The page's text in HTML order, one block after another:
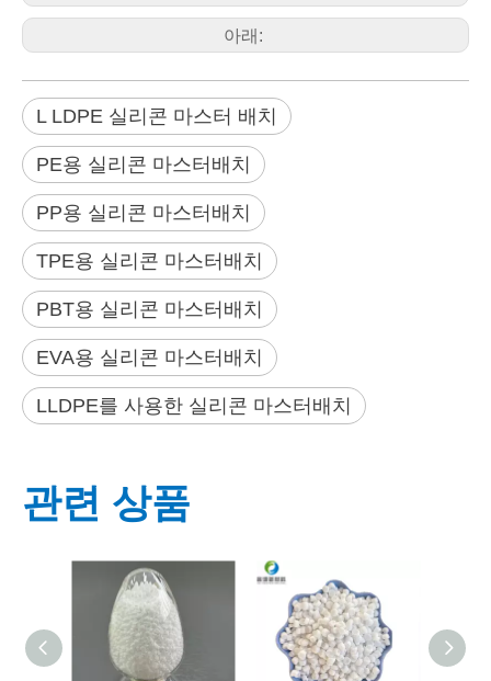
아래:
L LDPE 실리콘 마스터 배치
PE용 실리콘 마스터배치
PP용 실리콘 마스터배치
TPE용 실리콘 마스터배치
PBT용 실리콘 마스터배치
EVA용 실리콘 마스터배치
LLDPE를 사용한 실리콘 마스터배치
관련 상품